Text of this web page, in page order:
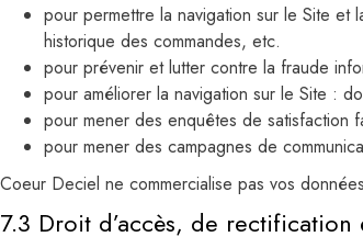
pour permettre la navigation sur le Site et
historique des commandes, etc.
pour prévenir et lutter contre la fraude
pour améliorer la navigation sur le Site :
pour mener des enquêtes de satisfaction
pour mener des campagnes de
Coeur Deciel ne commercialise pas vos
7.3 Droit d’accès, de rectification